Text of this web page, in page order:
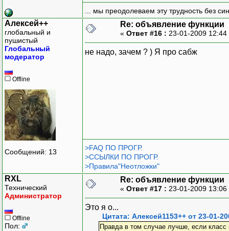
... мы преодолеваем эту трудность без
Алексей++
глобальный и
пушистый
Глобальный
модератор
Offline
Сообщений: 13
Re: объявление функции
« Ответ #16 : 23-01-2009
не надо, зачем ? ) Я про сабж
>FAQ ПО ПРОГР.
>ССЫЛКИ ПО ПРОГР.
>Правила"Неотложки"
RXL
Технический
Администратор
Offline
Пол:
Re: объявление функции
« Ответ #17 : 23-01-2009
Это я о...
Цитата: Алексей1153++ от 23-01-
Правда в том случае лучше, если класс